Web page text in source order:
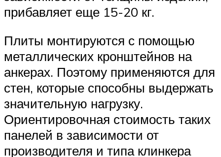
прибавляет еще 15-20 кг.
Плиты монтируются с помощью
металлических кронштейнов на
анкерах. Поэтому применяются для
стен, которые способны выдержать
значительную нагрузку.
Ориентировочная стоимость таких
панелей в зависимости от
производителя и типа клинкера